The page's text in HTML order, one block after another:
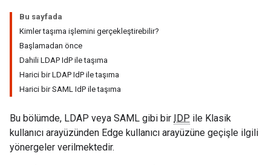
Bu sayfada
Kimler taşıma işlemini gerçekleştirebilir?
Başlamadan önce
Dahili LDAP IdP ile taşıma
Harici bir LDAP IdP ile taşıma
Harici bir SAML IdP ile taşıma
Bu bölümde, LDAP veya SAML gibi bir IDP ile Klasik
kullanıcı arayüzünden Edge kullanıcı arayüzüne geçişle ilgili
yönergeler verilmektedir.